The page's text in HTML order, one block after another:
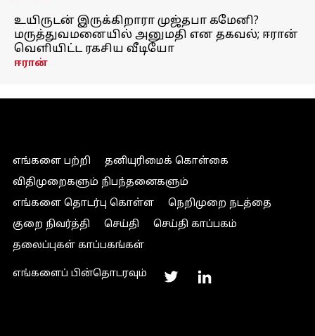
உயிருடன் இருக்கிறாரா முஜ்தபா கமேனி?
மருத்துவமனையில் அனுமதி என தகவல்; ஈரான்
வெளியிட்ட ரகசிய வீடியோ
ஈரான்
எங்களை பற்றி
தனியுரிமைக் கொள்கை
விதிமுறைகளும் நிபந்தனைகளும்
எங்களை தொடர்பு கொள்ள
நெறிமுறை நடத்தை
குறை நிவர்த்தி
செய்தி
செய்தி காப்பகம்
தலைப்புகள் காப்பகங்கள்
எங்களைப் பின்தொடரவும்